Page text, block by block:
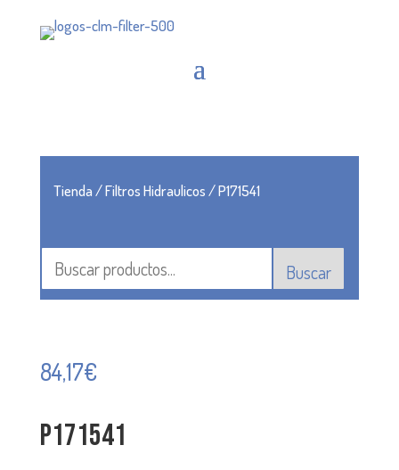
Tienda/Filtros Hidraulicos/ P171541
Buscar
84,17€
P171541